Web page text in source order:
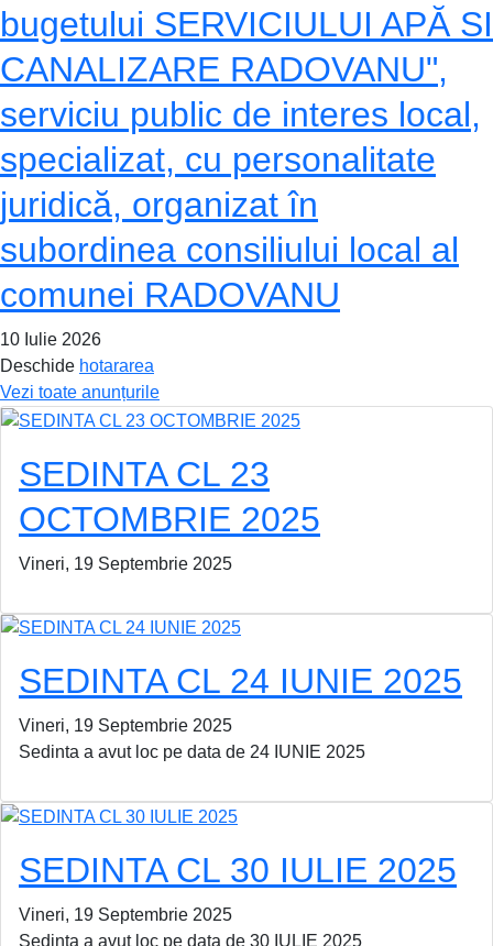
bugetului SERVICIULUI APĂ SI
CANALIZARE RADOVANU",
serviciu public de interes local,
specializat, cu personalitate
juridică, organizat în
subordinea consiliului local al
comunei RADOVANU
10 Iulie 2026
Deschide hotararea
Vezi toate anunțurile
SEDINTA CL 23
OCTOMBRIE 2025
Vineri, 19 Septembrie 2025
SEDINTA CL 24 IUNIE 2025
Vineri, 19 Septembrie 2025
Sedinta a avut loc pe data de 24 IUNIE 2025
SEDINTA CL 30 IULIE 2025
Vineri, 19 Septembrie 2025
Sedinta a avut loc pe data de 30 IULIE 2025